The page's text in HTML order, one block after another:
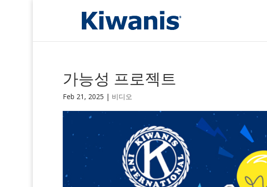
가능성 프로젝트
Feb 21, 2025 | 비디오